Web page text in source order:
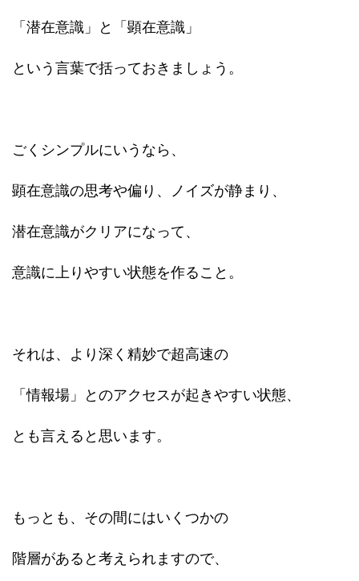
「潜在意識」と「顕在意識」
という言葉で括っておきましょう。
ごくシンプルにいうなら、
顕在意識の思考や偏り、ノイズが静まり、
潜在意識がクリアになって、
意識に上りやすい状態を作ること。
それは、より深く精妙で超高速の
「情報場」とのアクセスが起きやすい状態、
とも言えると思います。
もっとも、その間にはいくつかの
階層があると考えられますので、